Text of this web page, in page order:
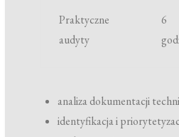
Praktyczne
audyty
6
analiza dokumentacji
identyfikacja i